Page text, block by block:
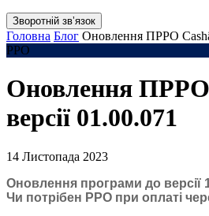
Зворотній звʼязок
Головна Блог Оновлення ПРРО
РРО
Оновлення ПРРО
версії 01.00.071
14 Листопада 2023
Оновлення програми до версії
Чи потрібен РРО при оплаті